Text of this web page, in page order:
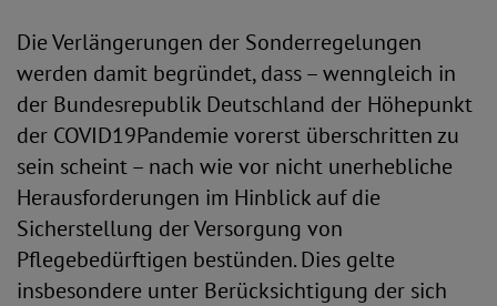
Die Verlängerungen der Sonderregelungen
werden damit begründet, dass – wenngleich in
der Bundesrepublik Deutschland der Höhepunkt
der COVID19Pandemie vorerst überschritten zu
sein scheint – nach wie vor nicht unerhebliche
Herausforderungen im Hinblick auf die
Sicherstellung der Versorgung von
Pflegebedürftigen bestünden. Dies gelte
insbesondere unter Berücksichtigung der sich